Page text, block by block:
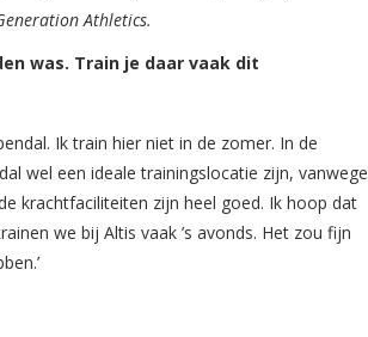
Athletics.
was. Train je daar vaak dit
Ik train hier niet in de zomer. In de
wel een ideale trainingslocatie zijn, vanwege
krachtfaciliteiten zijn heel goed. Ik hoop dat
we bij Altis vaak ’s avonds. Het zou fijn